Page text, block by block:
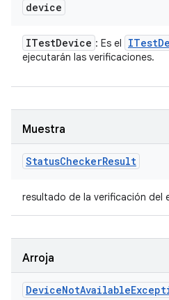
device
ITestDevice : Es el ITest
ejecutarán las verificaciones.
Muestra
StatusCheckerResult
resultado de la verificación del
Arroja
DeviceNotAvailable